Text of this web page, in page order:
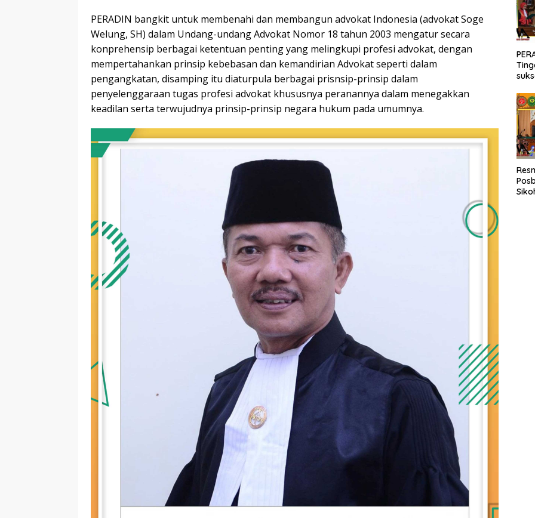
PERADIN bangkit untuk membenahi dan membangun advokat Indonesia (advokat Soge
Welung, SH) dalam Undang-undang Advokat Nomor 18 tahun 2003 mengatur secara
konprehensip berbagai ketentuan penting yang melingkupi profesi advokat, dengan
mempertahankan prinsip kebebasan dan kemandirian Advokat seperti dalam
pengangkatan, disamping itu diaturpula berbagai prisnsip-prinsip dalam
penyelenggaraan tugas profesi advokat khususnya peranannya dalam menegakkan
keadilan serta terwujudnya prinsip-prinsip negara hukum pada umumnya.